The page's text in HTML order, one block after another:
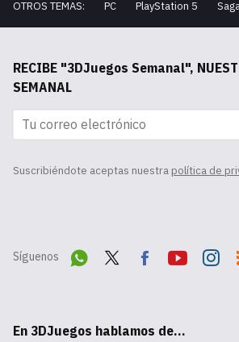
OTROS TEMAS: PC PlayStation 5
RECIBE "3DJuegos Semanal",
SEMANAL
Suscribiéndote aceptas nuestra política de
Síguenos
pp
ok
En 3DJuegos hablamos de...